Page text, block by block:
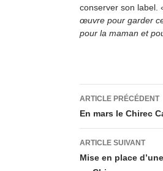
conserver son label.
œuvre pour garder
pour la maman et
Navigation
des
articles
ARTICLE PRÉCÉDENT
En mars le Chirec
ARTICLE SUIVANT
Mise en place